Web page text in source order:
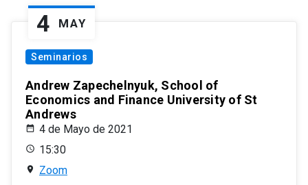
4 MAY
Seminarios
Andrew Zapechelnyuk, School of
Economics and Finance University of St
Andrews
4 de Mayo de 2021
15:30
Zoom